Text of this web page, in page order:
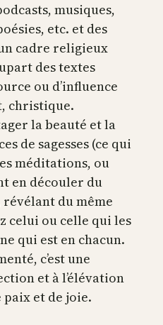
musiques,
etc. et des
cadre religieux
des textes
ou d’influence
christique.
la beauté et la
de sagesses (ce qui
méditations, ou
en découler du
du même
celui ou celle qui les
qui est en chacun.
c’est une
et à l’élévation
et de joie.